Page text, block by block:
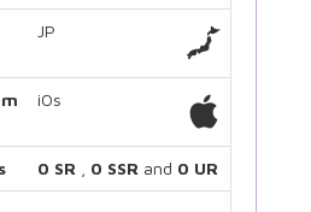
JP
iOs
0 SR 0 SSR and 0 UR